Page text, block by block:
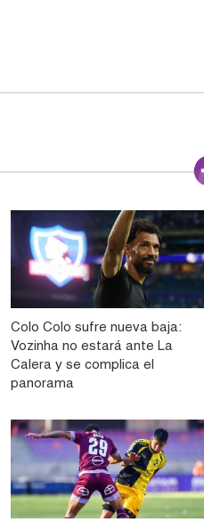
Colo Colo sufre nueva baja:
Vozinha no estará ante La
Calera y se complica el
panorama